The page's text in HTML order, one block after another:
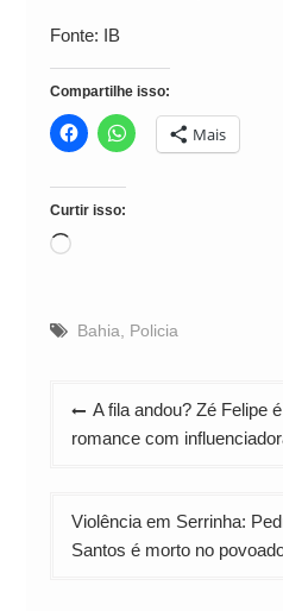
Fonte: IB
Compartilhe isso:
Mais
Curtir isso:
Carregando...
Bahia Policia
Navegação
de
A fila andou? Zé Felipe
romance com
Violência em Serrinha:
Santos é morto no